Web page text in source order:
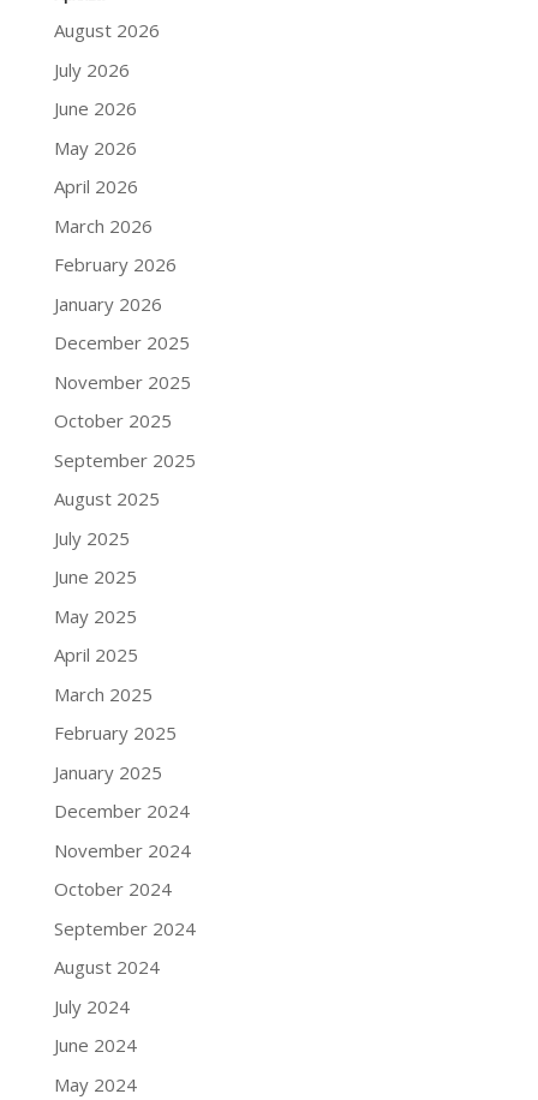
August 2026
July 2026
June 2026
May 2026
April 2026
March 2026
February 2026
January 2026
December 2025
November 2025
October 2025
September 2025
August 2025
July 2025
June 2025
May 2025
April 2025
March 2025
February 2025
January 2025
December 2024
November 2024
October 2024
September 2024
August 2024
July 2024
June 2024
May 2024